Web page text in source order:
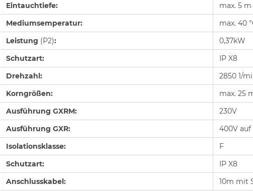
Eintauchtiefe:
max. 5 m
Mediumsemperatur:
max. 40
Leistung (P2):
0,37kW
Schutzart:
IP X8
Drehzahl:
2850 1/
Korngrößen:
max. 25
Ausführung GXRM:
230V
Ausführung GXR:
400V
Isolationsklasse:
F
Schutzart:
IP X8
Anschlusskabel:
10m mit